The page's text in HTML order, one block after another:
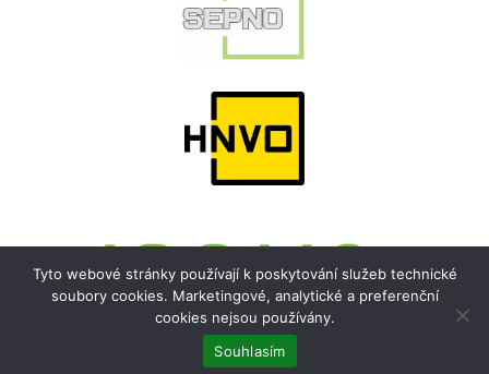
Tyto webové stránky používají k poskytování služeb technické
soubory cookies. Marketingové, analytické a preferenční
cookies nejsou používány.
Souhlasím